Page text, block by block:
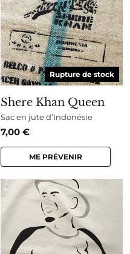
Rupture de stock
Shere Khan Queen
Sac en jute d’Indonésie
7,00 €
ME PRÉVENIR